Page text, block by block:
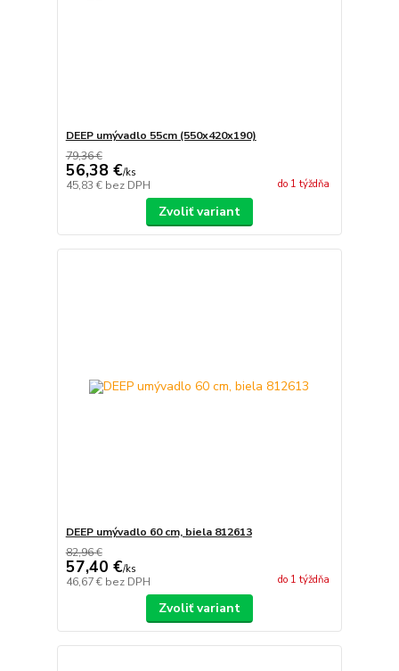
DEEP umývadlo 55cm (550x420x190)
79,36 €
56,38 €/ks
45,83 € bez DPH do 1 týždňa
Zvoliť variant
DEEP umývadlo 60 cm, biela 812613
82,96 €
57,40 €/ks
46,67 € bez DPH do 1 týždňa
Zvoliť variant